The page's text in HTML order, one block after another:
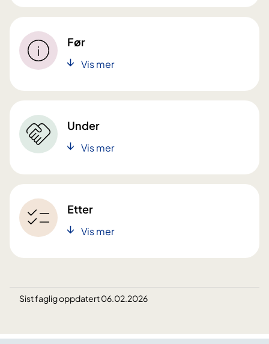
Før
Vis mer
Under
Vis mer
Etter
Vis mer
Sist faglig oppdatert 06.02.2026